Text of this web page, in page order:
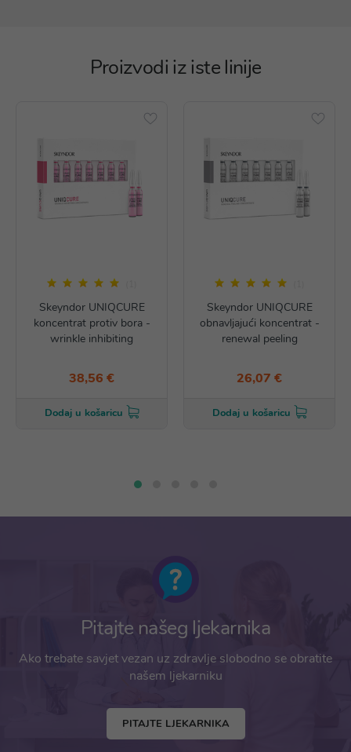
Proizvodi iz iste linije
Skeyndor UNIQCURE
koncentrat protiv bora -
wrinkle inhibiting
38,56 €
Dodaj u košaricu
Skeyndor UNIQCURE
obnavljajući koncentrat -
renewal peeling
26,07 €
Dodaj u košaricu
Pitajte našeg ljekarnika
Ako trebate savjet vezan uz zdravlje slobodno se obratite
našem ljekarniku
PITAJTE LJEKARNIKA